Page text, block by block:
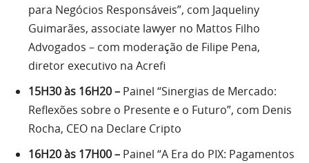
para Negócios Responsáveis”, com Jaqueliny
Guimarães, associate lawyer no Mattos Filho
Advogados – com moderação de Filipe Pena,
diretor executivo na Acrefi
15H30 às 16H20 – Painel “Sinergias de Mercado:
Reflexões sobre o Presente e o Futuro”, com Denis
Rocha, CEO na Declare Cripto
16H20 às 17H00 – Painel “A Era do PIX: Pagamentos